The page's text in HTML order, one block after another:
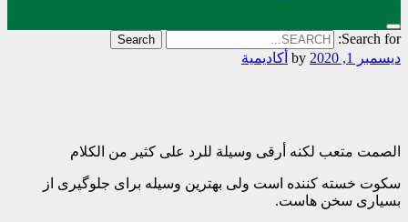
Search for:
ديسمبر 1, 2020
أکادیمیة
الصمت متعب لکنه أرقی وسیلة للرد علی کثیر من الکلام
سکوت خسته کننده است ولی بهترین وسیله برای جلوگیری از
بسیاری سخن هاست.